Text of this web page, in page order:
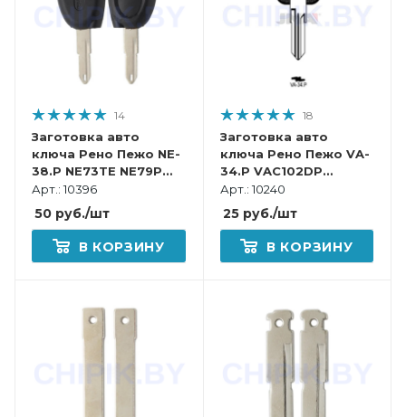
14
Заготовка авто
ключа Рено Пежо NE-
38.P NE73TE NE79P
КНР под чип
Арт.: 10396
50 руб./шт
В КОРЗИНУ
18
Заготовка авто
ключа Рено Пежо VA-
34.P VAC102DP
VA87BP VC82P49
VE20BP Европа
пластик
Арт.: 10240
25руб./шт
В КОРЗИНУ